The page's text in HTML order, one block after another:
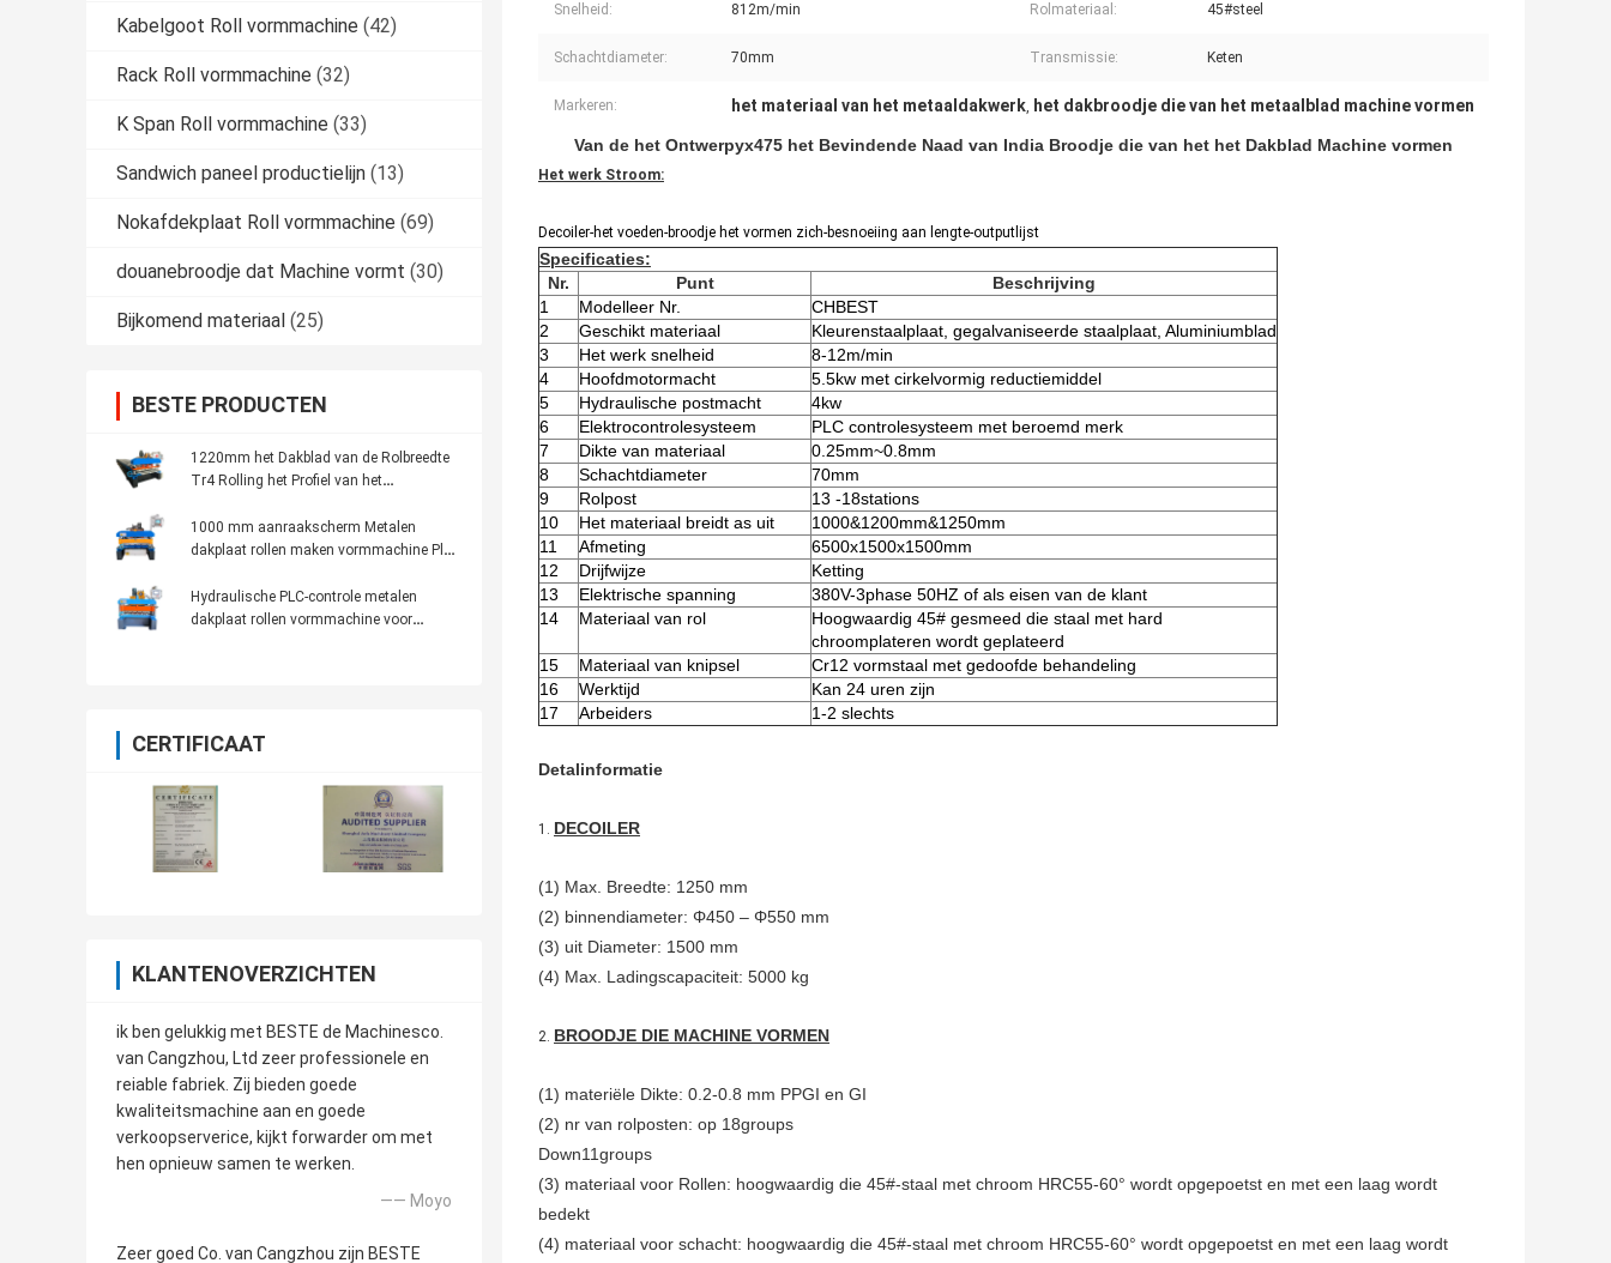
Kabelgoot Roll vormmachine (42)
Rack Roll vormmachine (32)
K Span Roll vormmachine (33)
Sandwich paneel productielijn (13)
Nokafdekplaat Roll vormmachine (69)
douanebroodje dat Machine vormt (30)
Bijkomend materiaal (25)
BESTE PRODUCTEN
1220mm het Dakblad van de Rolbreedte
Tr4 Rolling het Profiel van het
1000 mm aanraakscherm Metalen
dakplaat rollen maken vormmachine Plc
Hydraulische PLC-controle metalen
dakplaat rollen vormmachine voor
CERTIFICAAT
KLANTENOVERZICHTEN
ik ben gelukkig met BESTE de Machinesco.
van Cangzhou, Ltd zeer professionele en
reiable fabriek. Zij bieden goede
kwaliteitsmachine aan en goede
verkoopserverice, kijkt forwarder om met
hen opnieuw samen te werken.
—— Moyo
Zeer goed Co. van Cangzhou zijn BESTE
Snelheid: 812m/min Rolmateriaal: 45#steel
Schachtdiameter: 70mm Transmissie: Keten
Markeren: het materiaal van het metaaldakwerk, het dakbroodje die van het metaalblad machine vormen
Van de het Ontwerpyx475 het Bevindende Naad van India Broodje die van het het Dakblad Machine vormen
Het werk Stroom:
Decoiler-het voeden-broodje het vormen zich-besnoeiing aan lengte-outputlijst
Specificaties:
Nr.
Punt
Beschrijving
1
Modelleer Nr.
CHBEST
2
Geschikt materiaal
Kleurenstaalplaat, gegalvaniseerde staalplaat, Aluminiumblad
3
Het werk snelheid
8-12m/min
4
Hoofdmotormacht
5.5kw met cirkelvormig reductiemiddel
5
Hydraulische postmacht
4kw
6
Elektrocontrolesysteem
PLC controlesysteem met beroemd merk
7
Dikte van materiaal
0.25mm~0.8mm
8
Schachtdiameter
70mm
9
Rolpost
13 -18stations
10
Het materiaal breidt as uit
1000&1200mm&1250mm
11
Afmeting
6500x1500x1500mm
12
Drijfwijze
Ketting
13
Elektrische spanning
380V-3phase 50HZ of als eisen van de klant
14
Materiaal van rol
Hoogwaardig 45# gesmeed die staal met hard
chroomplateren wordt geplateerd
15
Materiaal van knipsel
Cr12 vormstaal met gedoofde behandeling
16
Werktijd
Kan 24 uren zijn
17
Arbeiders 1-2 slechts
Detalinformatie
1. DECOILER
(1) Max. Breedte: 1250 mm
(2) binnendiameter: Φ450 – Φ550 mm
(3) uit Diameter: 1500 mm
(4) Max. Ladingscapaciteit: 5000 kg
2. BROODJE DIE MACHINE VORMEN
(1) materiële Dikte: 0.2-0.8 mm PPGI en GI
(2) nr van rolposten: op 18groups
Down11groups
(3) materiaal voor Rollen: hoogwaardig die 45#-staal met chroom HRC55-60° wordt opgepoetst en met een laag wordt
bedekt
(4) materiaal voor schacht: hoogwaardig die 45#-staal met chroom HRC55-60° wordt opgepoetst en met een laag wordt